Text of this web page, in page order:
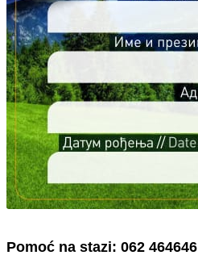
Pomoć na stazi: 062 464646